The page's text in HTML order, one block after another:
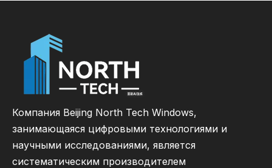
Компания Beijing North Tech Windows,
занимающаяся цифровыми технологиями и
научными исследованиями, является
систематическим производителем